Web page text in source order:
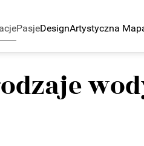
PasjeDesignArtystyczna